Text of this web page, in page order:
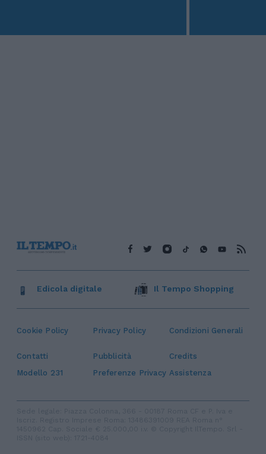
Cookie Policy Privacy Policy Condizioni Generali
Contatti Pubblicità
Credits
Modello 231
Preferenze Privacy Assistenza
Edicola digitale Il Tempo Shopping